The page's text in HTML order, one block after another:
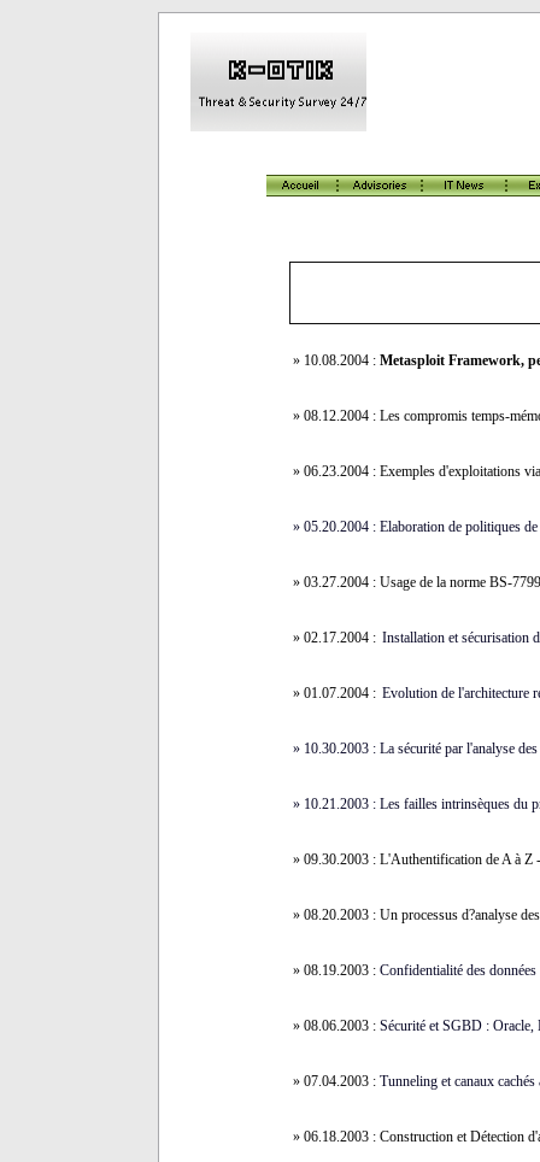
» 10.08.2004 : Metasploit Framework,
» 08.12.2004 : Les compromis temps-
» 06.23.2004 : Exemples d'exploitations
» 05.20.2004 : Elaboration de politiques
» 03.27.2004 : Usage de la norme BS-
» 02.17.2004 : Installation et sécurisation
» 01.07.2004 : Evolution de l'architecture
» 10.30.2003 : La sécurité par l'analyse
» 10.21.2003 : Les failles intrinsèques du
» 09.30.2003 : L'Authentification de A à Z
» 08.20.2003 : Un processus d?analyse
» 08.19.2003 : Confidentialité des
» 08.06.2003 : Sécurité et SGBD :
» 07.04.2003 : Tunneling et canaux
» 06.18.2003 : Construction et Détection